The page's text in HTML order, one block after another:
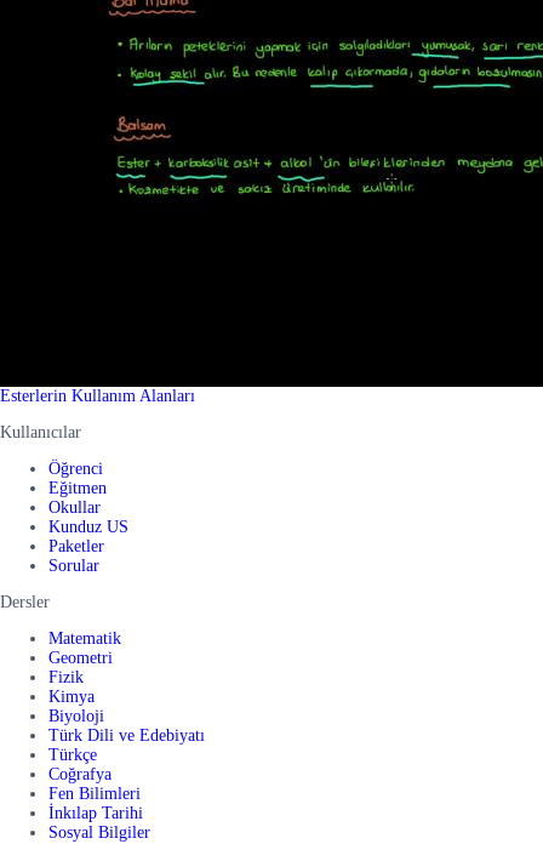
Esterlerin Kullanım Alanları
Kullanıcılar
Öğrenci
Eğitmen
Okullar
Kunduz US
Paketler
Sorular
Dersler
Matematik
Geometri
Fizik
Kimya
Biyoloji
Türk Dili ve Edebiyatı
Türkçe
Coğrafya
Fen Bilimleri
İnkılap Tarihi
Sosyal Bilgiler